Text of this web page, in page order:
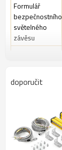
Formulář
bezpečnostního
světelného
závěsu
Standardní
Poměr
rozlišení
doporučit